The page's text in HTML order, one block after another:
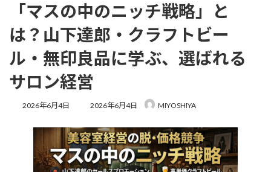
「マスの中のニッチ戦略」と
は？山下達郎・クラフトビー
ル・無印良品に学ぶ、選ばれる
サロン経営
2026年6月4日
最
新
日
時
:
2026年6月4日 MIYOSHIYA